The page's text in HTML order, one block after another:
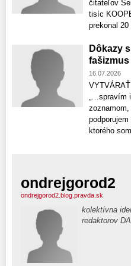
čitateľov
tisíc
prekonal
Dôkazy
16.07.2026
„…spravím
ktorého
ondrejgorod2
ondrejgorod2.blog.pravda.sk
kolektívna
redaktorov